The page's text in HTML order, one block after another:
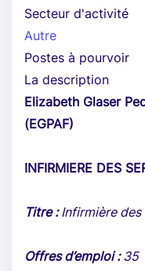
Secteur d'activité
Autre
Postes à pourvoir
La description
Elizabeth Glaser
(EGPAF)
INFIRMIERE DES
Titre :Infirmière des
Offres d’emploi :35